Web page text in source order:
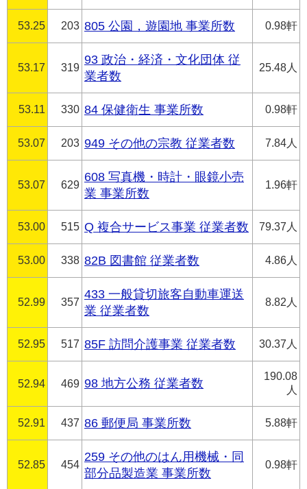
53.25 203 805 公園，遊園地 事業所数 0.98軒
53.17 319
93 政治・経済・文化団体 従
業者数
25.48人
53.11 330 84 保健衛生 事業所数 0.98軒
53.07 203 949 その他の宗教 従業者数 7.84人
53.07 629
608 写真機・時計・眼鏡小売
業 事業所数
1.96軒
53.00 515 Q 複合サービス事業 従業者数 79.37人
53.00 338 82B 図書館 従業者数 4.86人
52.99 357
433 一般貸切旅客自動車運送
業 従業者数
8.82人
52.95 517 85F 訪問介護事業 従業者数 30.37人
52.94 469 98 地方公務 従業者数
190.08
人
52.91 437 86 郵便局 事業所数 5.88軒
52.85 454
259 その他のはん用機械・同
部分品製造業 事業所数
0.98軒